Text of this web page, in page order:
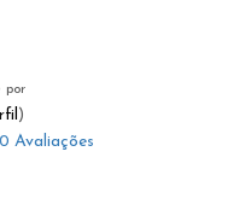
por
)
0 Avaliações